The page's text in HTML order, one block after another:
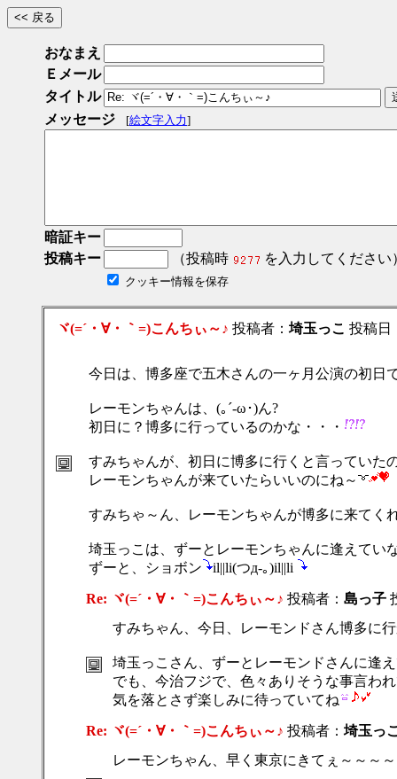
おなまえ
Ｅメール
タイトル
メッセージ
[絵文字入力]
暗証キー
投稿キー
（投稿時 を入力してください
クッキー情報を保存
ヾ(=´・∀・｀=)こんちぃ～♪ 投稿者： 埼玉っこ 投稿日
今日は、博多座で五木さんの一ヶ月公演の初日
レーモンちゃんは、(｡´-ω･)ん?
初日に？博多に行っているのかな・・・
すみちゃんが、初日に博多に行くと言っていた
レーモンちゃんが来ていたらいいのにね～
すみちゃ～ん、レーモンちゃんが博多に来てく
埼玉っこは、ずーとレーモンちゃんに逢えてい
ずーと、ショボン
il||li(つд-｡)il||li
Re: ヾ(=´・∀・｀=)こんちぃ～♪ 投稿者： 島っ子
すみちゃん、今日、レーモンドさん博多に
埼玉っこさん、ずーとレーモンドさんに逢
でも、今治フジで、色々ありそうな事言わ
気を落とさず楽しみに待っていてね
Re: ヾ(=´・∀・｀=)こんちぃ～♪ 投稿者： 埼玉っ
レーモンちゃん、早く東京にきてぇ～～～